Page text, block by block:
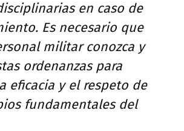
en caso de
Es necesario que
militar conozca y
ordenanzas para
eficacia y el respeto de
fundamentales del